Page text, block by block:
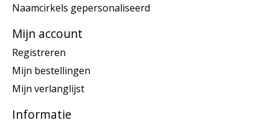
Naamcirkels gepersonaliseerd
Mijn account
Registreren
Mijn bestellingen
Mijn verlanglijst
Informatie